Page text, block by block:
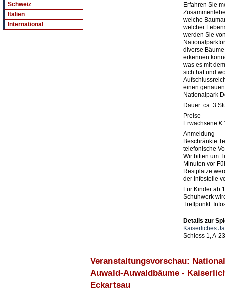
Schweiz
Italien
International
Erfahren Sie
welche
welcher
werden Sie
diverse
erkennen
was es mit
sich hat und
einen
Nationalpark
Dauer: ca. 3
Preise
Erwachsene €
Anmeldung
Beschränkte
telefonische
Wir bitten um
Minuten vor
Restplätze
der Infostelle
Für Kinder ab
Schuhwerk
Treffpunkt:
Details zur
Kaiserliches
Schloss 1, A-
Veranstaltungsvorschau:
Auwald-Auwaldbäume -
Eckartsau